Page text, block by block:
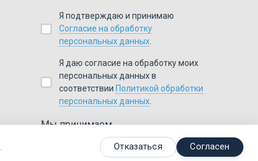
Я подтверждаю и принимаю
Согласие на обработку
персональных данных
Я даю согласие на обработку моих
персональных данных в
соответствии Политикой обработки
персональных данных
Мы принимаем
Visa, MasterCard,WebMoney
Отказаться Согласен